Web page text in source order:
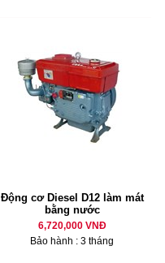
Động cơ Diesel D12 làm mát
bằng nước
6,720,000 VNĐ
Bảo hành : 3 tháng